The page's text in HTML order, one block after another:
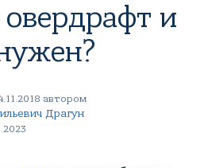
и
автором
Драгун